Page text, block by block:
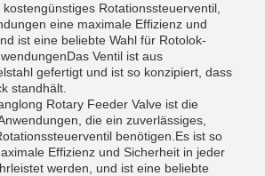
Rotationssteuerventil,
eine maximale Effizienz und
ist eine beliebte Wahl für Rotolok-
Ventil ist aus
gefertigt und ist so konzipiert, dass
standhält.
Rotary Feeder Valve ist die
die ein zuverlässiges,
benötigen.Es ist so
Effizienz und Sicherheit in jeder
werden, und ist eine beliebte